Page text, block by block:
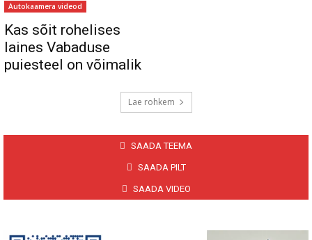
Autokaamera videod
Kas sõit rohelises
laines Vabaduse
puiesteel on võimalik
Lae rohkem
SAADA TEEMA
SAADA PILT
SAADA VIDEO